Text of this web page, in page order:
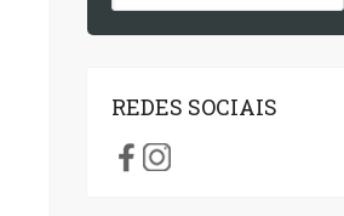
REDES SOCIAIS